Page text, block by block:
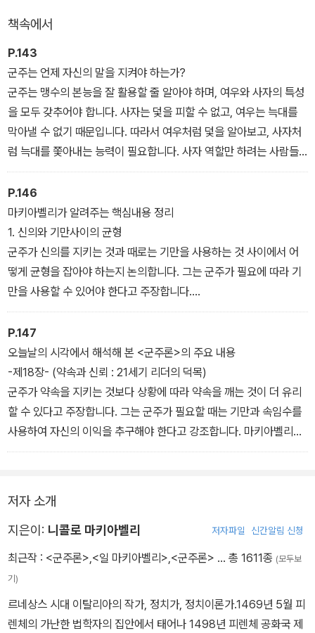
여전히 적용될 수 있음을 명확히 이해할 수 있을 것이다.
책속에서
P.143
군주는 언제 자신의 말을 지켜야 하는가?
군주는 맹수의 본능을 잘 활용할 줄 알아야 하며, 여우와 사자의 특성
을 모두 갖추어야 합니다. 사자는 덫을 피할 수 없고, 여우는 늑대를
막아낼 수 없기 때문입니다. 따라서 여우처럼 덫을 알아보고, 사자처
럼 늑대를 쫓아내는 능력이 필요합니다. 사자 역할만 하려는 사람들
은 제대로 이해하지 못합니다.
현명한 군주는 그가 한 말을 지킬 필요가 없는 상황, 즉 그 말을 지키
는 것이 자신에게 불리하거나 그 말을 할 당시의 이유가 사라졌을 때
는 그 말을 지킬 필요가 없습니다. 모든 사람이 선하다면 이 조언은 가
치가 없을 것입니다. 그러나 대다수 사람들은 선하지 않고 그들이 당
신에게 약속을 지키지 않는다면 당신도 그들에게 약속을 지킬 필요가
없습니다.
P.146
마키아벨리가 알려주는 핵심내용 정리
1. 신의와 기만사이의 균형
군주가 신의를 지키는 것과 때로는 기만을 사용하는 것 사이에서 어
떻게 균형을 잡아야 하는지 논의합니다. 그는 군주가 필요에 따라 기
만을 사용할 수 있어야 한다고 주장합니다.
2. 인간의 본성파악
인간은 본래 신의를 잘 지키지 않는다는 점을 지적하며, 군주가 신의
만을 고집하다가는 손해를 볼 수 있다고 설명합니다.
3. 기만전술의 필요성
군주는 외교와 전쟁, 정치에서 때로는 기만을 통해 목적을 달성해야
합니다. 이는 군주의 생존과 권력 유지에 필수적일 수 있습니다.
4. 여우와 사자의 비유
군주는 여우의 교활함과 사자의 힘을 모두 갖추어야 한다고 비유합니
5. 실질적 이익을 위한 외양과 내면의 차이
군주는 외적으로는 신의와 도덕을 지키는 것처럼 보여야 하지만, 실
백성의 신뢰를 유지하면서도 실질적인 이익을 얻기 위함입니다.
P.147
오늘날의 시각에서 해석해 본 <군주론>의 주요 내용
-제18장- (약속과 신뢰 : 21세기 리더의 덕목)
군주가 약속을 지키는 것보다 상황에 따라 약속을 깨는 것이 더 유리
할 수 있다고 주장합니다. 그는 군주가 필요할 때는 기만과 속임수를
사용하여 자신의 이익을 추구해야 한다고 강조합니다. 마키아벨리는
인간이 기본적으로 변덕스럽고 신뢰할 수 없기 때문에, 군주는 항상
이러한 주장은 이후 시대에도 다양한 방식으로 적용되었습니다. 예를
들어, 19세기 유럽의 외교에서는 실용주의가 중요시되었으며, 국가
간의 조약이나 협정이 자주 깨지는 일이 발생했습니다. 비스마르크의
의 신뢰보다는 상황에 따른 이익 추구가 우선시되었음을 보여줍니다.
또한, 20세기의 여러 독재자들도 마키아벨리의 주장을 현실 정치에
저자 소개
지은이: 니콜로 마키아벨리 저자파일 신간알림 신청
최근작 : <군주론>,<일 마키아벨리>,<군주론> … 총 1611종 (모두보
기)
르네상스 시대 이탈리아의 작가, 정치가, 정치이론가.1469년 5월 피
렌체의 가난한 법학자의 집안에서 태어나 1498년 피렌체 공화국 제